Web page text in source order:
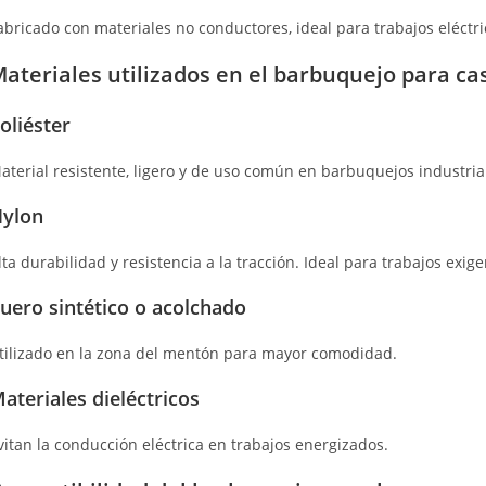
con materiales no conductores, ideal para trabajos
utilizados en el barbuquejo para
resistente, ligero y de uso común en barbuquejos
durabilidad y resistencia a la tracción. Ideal para trabajos
sintético o acolchado
en la zona del mentón para mayor comodidad.
dieléctricos
la conducción eléctrica en trabajos energizados.